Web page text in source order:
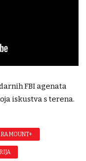
FBI agenata
iskustva s terena.